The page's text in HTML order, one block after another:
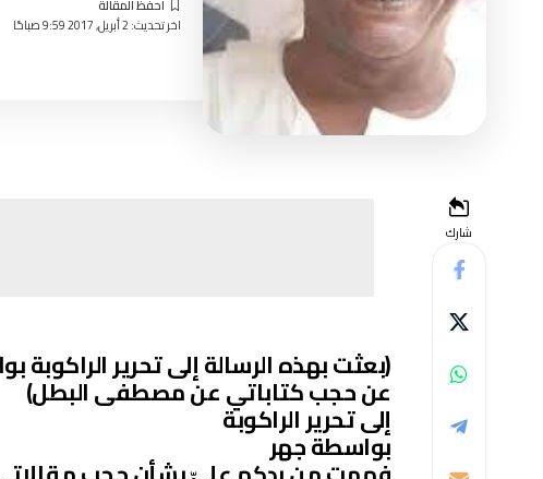
اخر تحديث: 2 أبريل, 2017 9:59 صباحًا
شارك
(بعثت بهذه الرسالة إلى تحرير الراكوبة
عن حجب كتاباتي عن مصطفى البطل)
إلى تحرير الراكوبة
بواسطة جهر